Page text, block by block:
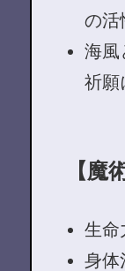
の活
海風
祈願
【魔
生命
身体